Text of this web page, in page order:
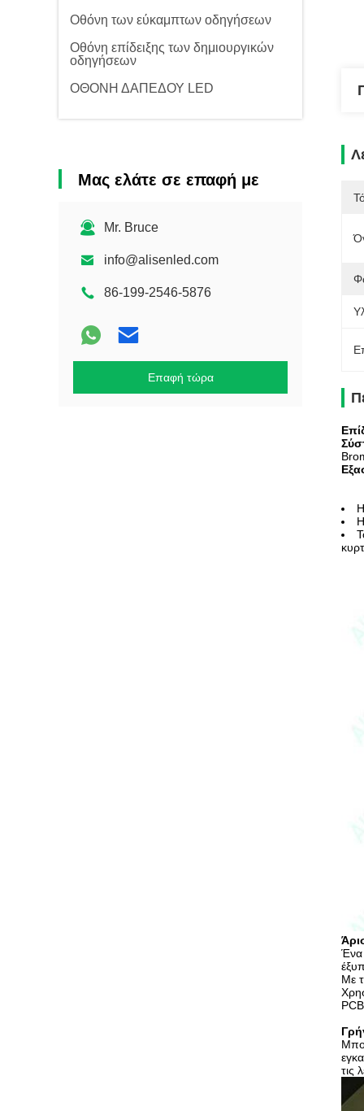
Οθόνη των εύκαμπτων οδηγήσεων
Οθόνη επίδειξης των δημιουργικών
οδηγήσεων
ΟΘΟΝΗ ΔΑΠΕΔΟΥ LED
Μας ελάτε σε επαφή με
Mr. Bruce
info@alisenled.com
86-199-2546-5876
Επαφή τώρα
Ένα
Με
τις